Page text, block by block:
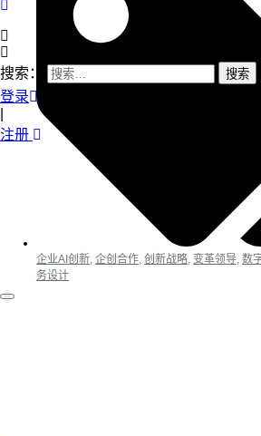
搜索：
登录
注册
企业AI创新 企创合作 创新战略 变革领导 数
务设计